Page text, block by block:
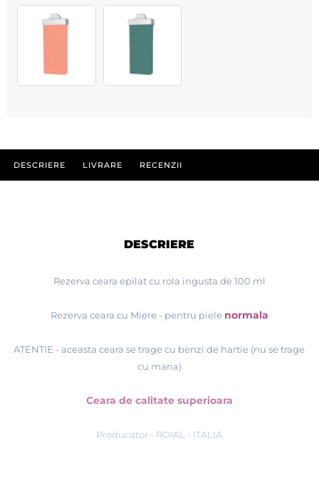
DESCRIERE LIVRARE RECENZII
DESCRIERE
Rezerva ceara epilat cu rola ingusta de 100 ml
Rezerva ceara cu Miere- pentru piele normala
ATENTIE - aceasta ceara se trage cu benzi de hartie (nu se trage
cu mana)
Ceara de calitate superioara
Producator - ROIAL - ITALIA